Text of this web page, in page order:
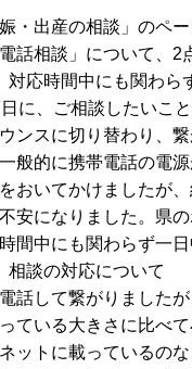
娠・出産の相談」のペ
話相談」について、2
対応時間中にも関わ
に、ご相談したいこ
ンスに切り替わり、
般的に携帯電話の電
おいてかけましたが
安になりました。県
間中にも関わらず一
相談の対応について
話して繋がりました
ている大きさに比べ
ットに載っているの